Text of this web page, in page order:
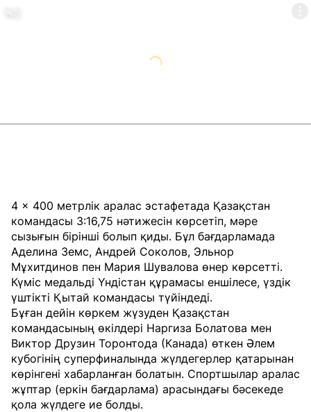
4 × 400 метрлік аралас эстафетада Қазақстан
командасы 3:16,75 нәтижесін көрсетіп, мәре
сызығын бірінші болып қиды. Бұл бағдарламада
Аделина Земс, Андрей Соколов, Эльнор
Мұхитдинов пен Мария Шувалова өнер көрсетті.
Күміс медальді Үндістан құрамасы еншілесе, үздік
үштікті Қытай командасы түйіндеді.
Бұған дейін көркем жүзуден Қазақстан
командасының өкілдері Наргиза Болатова мен
Виктор Друзин Торонтода (Канада) өткен Әлем
кубогінің суперфиналында жүлдегерлер қатарынан
көрінгені хабарланған болатын. Спортшылар аралас
жұптар (еркін бағдарлама) арасындағы бәсекеде
қола жүлдеге ие болды.